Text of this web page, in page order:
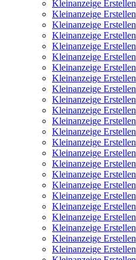
Kleinanzeige Erstellen
Kleinanzeige Erstellen
Kleinanzeige Erstellen
Kleinanzeige Erstellen
Kleinanzeige Erstellen
Kleinanzeige Erstellen
Kleinanzeige Erstellen
Kleinanzeige Erstellen
Kleinanzeige Erstellen
Kleinanzeige Erstellen
Kleinanzeige Erstellen
Kleinanzeige Erstellen
Kleinanzeige Erstellen
Kleinanzeige Erstellen
Kleinanzeige Erstellen
Kleinanzeige Erstellen
Kleinanzeige Erstellen
Kleinanzeige Erstellen
Kleinanzeige Erstellen
Kleinanzeige Erstellen
Kleinanzeige Erstellen
Kleinanzeige Erstellen
Kleinanzeige Erstellen
Kleinanzeige Erstellen